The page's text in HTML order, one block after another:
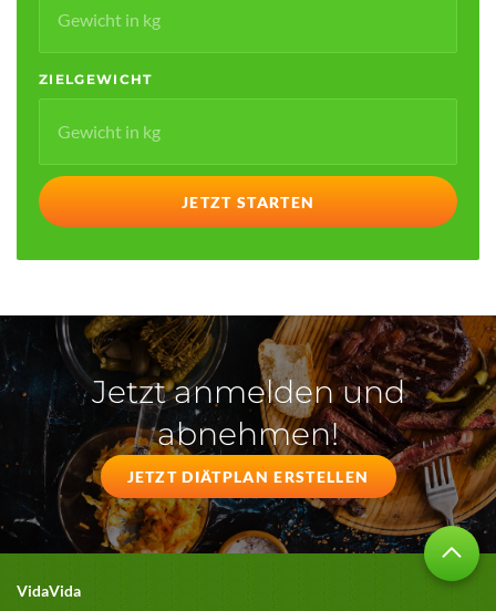
ZIELGEWICHT
Jetzt anmelden und
abnehmen!
JETZT DIÄTPLAN ERSTELLEN
VidaVida